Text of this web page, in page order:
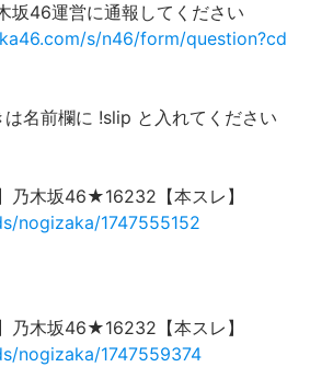
坂46運営に通報してください
s/n46/form/question?cd
名前欄に !slip と入れてください
乃木坂46★16232【本スレ】
nogizaka/1747555152
乃木坂46★16232【本スレ】
nogizaka/1747559374